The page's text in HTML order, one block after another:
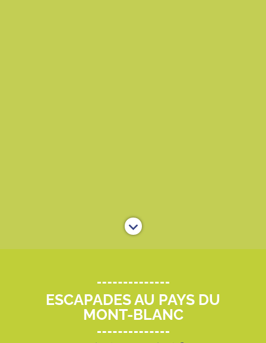
ESCAPADES AU PAYS DU
MONT-BLANC